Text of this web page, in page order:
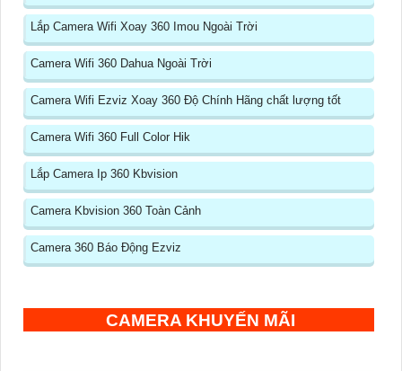
Lắp Camera Wifi Xoay 360 Imou Ngoài Trời
Camera Wifi 360 Dahua Ngoài Trời
Camera Wifi Ezviz Xoay 360 Độ Chính Hãng chất lượng tốt
Camera Wifi 360 Full Color Hik
Lắp Camera Ip 360 Kbvision
Camera Kbvision 360 Toàn Cảnh
Camera 360 Báo Động Ezviz
CAMERA KHUYẾN MÃI